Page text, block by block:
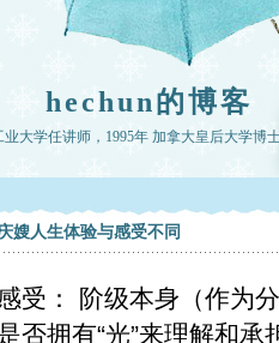
hechun的博客
业大学任讲师，1995年 加拿大皇后大学博
嫂人生体验与感受不同
受： 阶级本身（作为
否拥有“光”来理解和承